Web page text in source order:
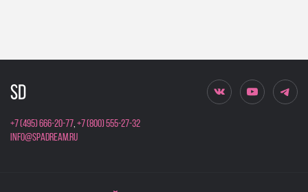
+7 (495) 666-20-77,+7 (800) 555-27-32
info@spadream.ru